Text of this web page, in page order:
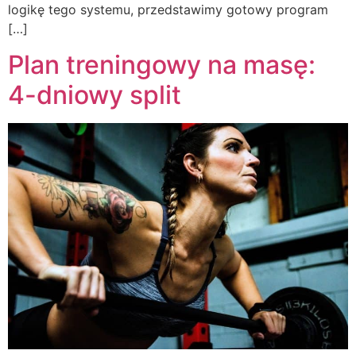
logikę tego systemu, przedstawimy gotowy program
[…]
Plan treningowy na masę:
4-dniowy split